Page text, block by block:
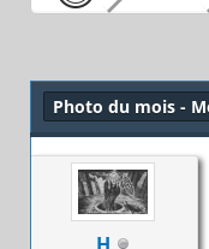
Photo du mois -